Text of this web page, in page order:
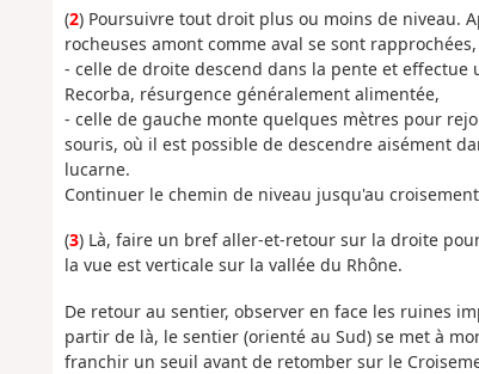
(2) Poursuivre tout droit plus ou moins de niveau.
rocheuses amont comme aval se sont
- celle de droite descend dans la pente et
Recorba, résurgence généralement alimentée,
- celle de gauche monte quelques mètres pour
souris, où il est possible de descendre aisément
lucarne.
Continuer le chemin de niveau jusqu'au
(3) Là, faire un bref aller-et-retour sur la droite
la vue est verticale sur la vallée du Rhône.
De retour au sentier, observer en face les ruines
partir de là, le sentier (orienté au Sud) se met à
franchir un seuil avant de retomber sur le